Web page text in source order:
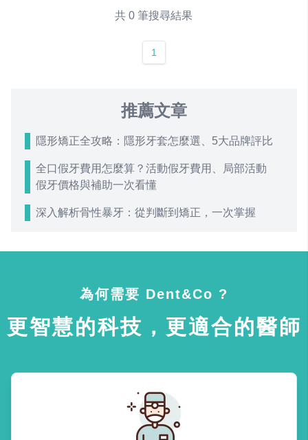
共 0 筆搜尋結果
1
推薦文章
隱形矯正全攻略：隱形牙套怎麼選、5大品牌評比
全口假牙費用怎麼算？活動假牙費用、局部活動
假牙價格與補助一次看懂
深入解析骨性暴牙：從判斷到矯正，一次掌握
為何需要 Dent&Co ?
更智慧的科技，更適合的醫師